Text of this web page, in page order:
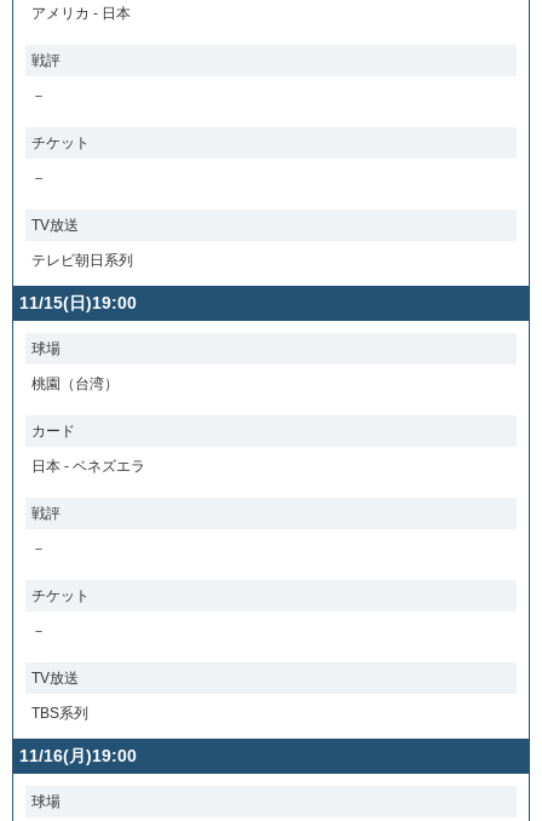
アメリカ - 日本
戦評
－
チケット
－
TV放送
テレビ朝日系列
11/15(日)19:00
球場
桃園（台湾）
カード
日本 - ベネズエラ
戦評
－
チケット
－
TV放送
TBS系列
11/16(月)19:00
球場